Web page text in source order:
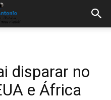
disparar no
e África